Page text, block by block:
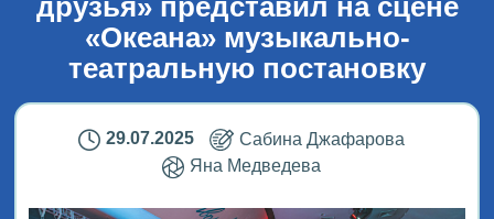
друзья» представил на сцене
«Океана» музыкально-
театральную постановку
29.07.2025
Сабина Джафарова
Яна Медведева